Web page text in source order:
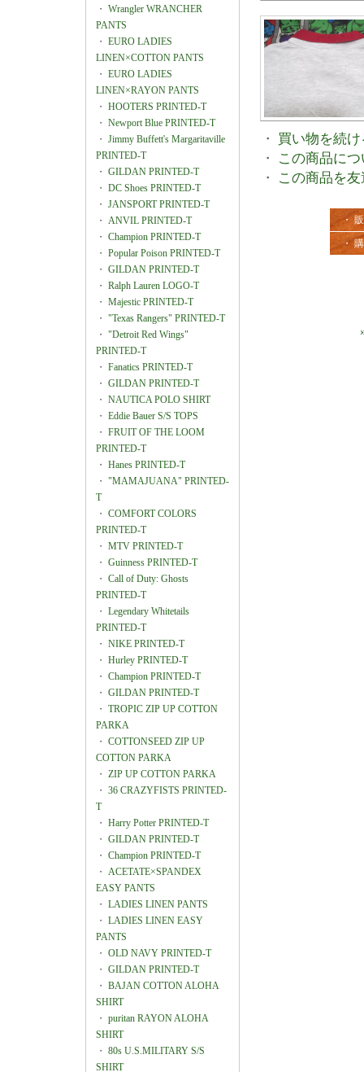
・ Wrangler WRANCHER
PANTS
・ EURO LADIES
LINEN×COTTON PANTS
・ EURO LADIES
LINEN×RAYON PANTS
・ HOOTERS PRINTED-T
・ Newport Blue PRINTED-T
・ Jimmy Buffett's Margaritaville
PRINTED-T
・ GILDAN PRINTED-T
・ DC Shoes PRINTED-T
・ JANSPORT PRINTED-T
・ ANVIL PRINTED-T
・ Champion PRINTED-T
・ Popular Poison PRINTED-T
・ GILDAN PRINTED-T
・ Ralph Lauren LOGO-T
・ Majestic PRINTED-T
・ "Texas Rangers" PRINTED-T
・ "Detroit Red Wings"
PRINTED-T
・ Fanatics PRINTED-T
・ GILDAN PRINTED-T
・ NAUTICA POLO SHIRT
・ Eddie Bauer S/S TOPS
・ FRUIT OF THE LOOM
PRINTED-T
・ Hanes PRINTED-T
・ "MAMAJUANA" PRINTED-
T
・ COMFORT COLORS
PRINTED-T
・ MTV PRINTED-T
・ Guinness PRINTED-T
・ Call of Duty: Ghosts
PRINTED-T
・ Legendary Whitetails
PRINTED-T
・ NIKE PRINTED-T
・ Hurley PRINTED-T
・ Champion PRINTED-T
・ GILDAN PRINTED-T
・ TROPIC ZIP UP COTTON
PARKA
・ COTTONSEED ZIP UP
COTTON PARKA
・ ZIP UP COTTON PARKA
・ 36 CRAZYFISTS PRINTED-
T
・ Harry Potter PRINTED-T
・ GILDAN PRINTED-T
・ Champion PRINTED-T
・ ACETATE×SPANDEX
EASY PANTS
・ LADIES LINEN PANTS
・ LADIES LINEN EASY
PANTS
・ OLD NAVY PRINTED-T
・ GILDAN PRINTED-T
・ BAJAN COTTON ALOHA
SHIRT
・ puritan RAYON ALOHA
SHIRT
・ 80s U.S.MILITARY S/S
SHIRT
・ 買い物を続け
・
この商品に
・
この商品を
・
・